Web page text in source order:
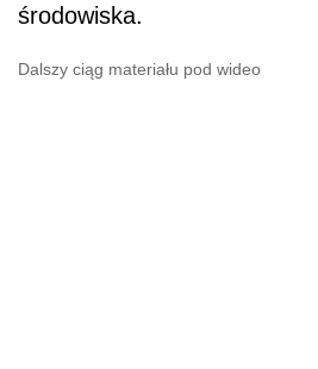
środowiska.
Dalszy ciąg materiału pod wideo